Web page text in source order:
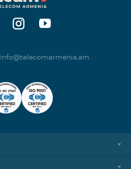
info@telecomarmenia.am